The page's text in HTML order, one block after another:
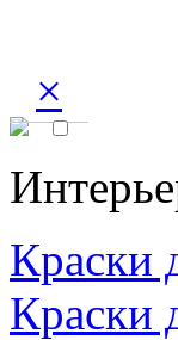
×
Краски
Краски